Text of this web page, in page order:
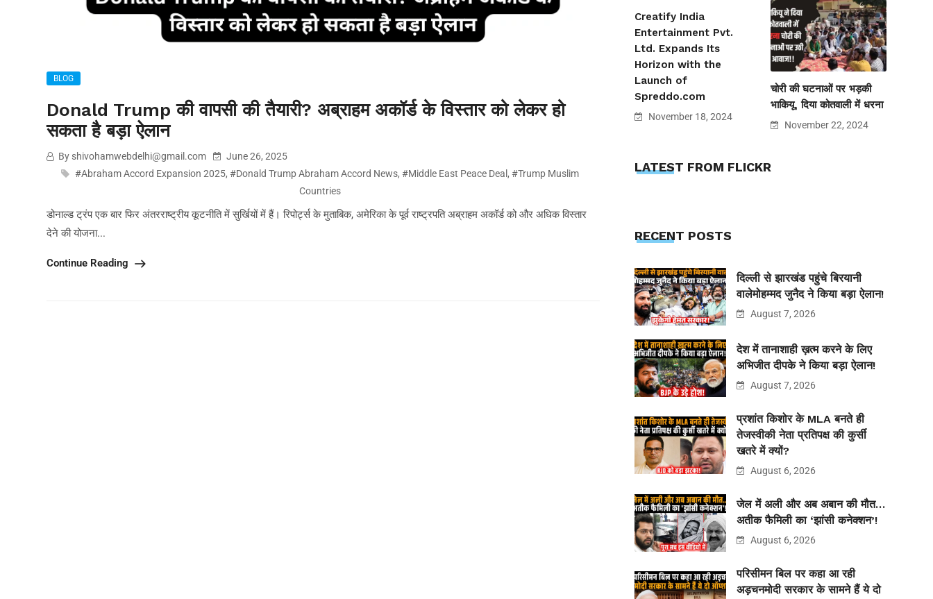
BLOG
Donald Trump की वापसी की तैयारी? अब्राहम अकॉर्ड के विस्तार को लेकर हो
सकता है बड़ा ऐलान
By shivohamwebdelhi@gmail.com
June 26, 2025
#Abraham Accord Expansion 2025,#Donald Trump Abraham Accord News,#Middle East Peace Deal ,#Trump Muslim
Countries
डोनाल्ड ट्रंप एक बार फिर अंतरराष्ट्रीय कूटनीति में सुर्खियों में हैं। रिपोर्ट्स के मुताबिक, अमेरिका के पूर्व राष्ट्रपति अब्राहम अकॉर्ड को और अधिक विस्तार
देने की योजना...
Continue Reading
Creatify India
Entertainment Pvt.
Ltd. Expands Its
Horizon with the
Launch of
Spreddo.com
November 18, 2024
चोरी की घटनाओं पर भड़की
भाकियू, दिया कोतवाली में धरना
November 22, 2024
LATEST FROM FLICKR
RECENT POSTS
दिल्ली से झारखंड पहुंचे बिरयानी
वालेमोहम्मद जुनैद ने किया बड़ा ऐलान!
August 7, 2026
देश में तानाशाही ख़त्म करने के लिए
अभिजीत दीपके ने किया बड़ा ऐलान!
August 7, 2026
प्रशांत किशोर के MLA बनते ही
तेजस्वीकी नेता प्रतिपक्ष की कुर्सी
खतरे में क्यों?
August 6, 2026
जेल में अली और अब अबान की मौत…
अतीक फैमिली का ‘झांसी कनेक्शन’!
August 6, 2026
परिसीमन बिल पर कहा आ रही
अड़चनमोदी सरकार के सामने हैं ये दो